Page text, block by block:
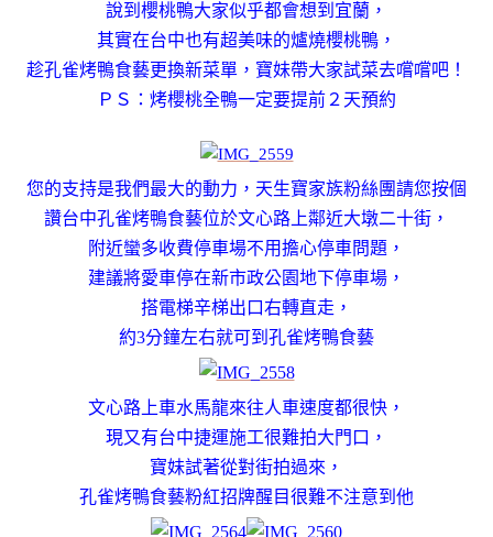
說到櫻桃鴨大家似乎都會想到宜蘭，
其實在台中也有超美味的爐燒櫻桃鴨，
趁孔雀烤鴨食藝更換新菜單 ， 寶妹帶大家試菜去嚐嚐吧！
ＰＳ：烤櫻桃全鴨一定要提前２天預約
您的支持是我們最大的動力， 天生寶家族粉絲團請您按個
讚台中孔雀烤鴨食藝位於文心路上鄰近大墩二十街，
附近蠻多收費停車場不用擔心停車問題，
建議將愛車停在新市政公園地下停車場，
搭電梯辛梯出口右轉直走，
約3分鐘左右就可到孔雀烤鴨食藝
文心路上車水馬龍來往人車速度都很快，
現又有台中捷運施工很難拍大門口，
寶妹試著從對街拍過來，
孔雀烤鴨食藝粉紅招牌醒目很難不注意到他